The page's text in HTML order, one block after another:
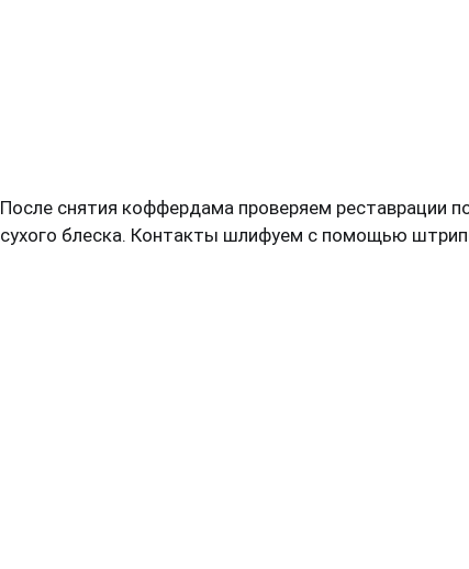
После снятия коффердама проверяем реставрации
сухого блеска. Контакты шлифуем с помощью